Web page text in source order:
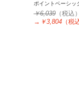
ポイントベーシッ
￥6,039（税込
→ ￥3,804（税